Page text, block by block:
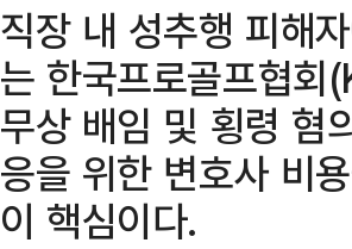
직장 내 성추행 피해
는 한국프로골프협
무상 배임 및 횡령 혐
응을 위한 변호사 비
이 핵심이다.